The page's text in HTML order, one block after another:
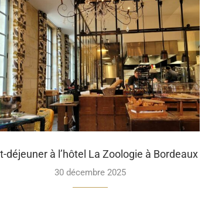
déjeuner à l’hôtel La Zoologie à Bordeaux
30 décembre 2025